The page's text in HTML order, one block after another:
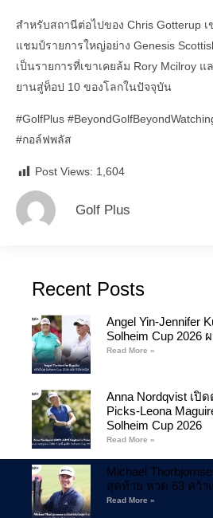
สำหรับสถานีต่อไปของ Chris Gotterup
แชมป์รายการใหญ่อย่าง Genesis
เป็นรายการที่เขาเคยล้ม Rory Mcilroy แ
ยานสู่ท็อป 10 ของโลกในปัจจุบัน
#GolfPlus
#กอล์ฟพลัส
Post Views: 1,604
Golf Plus
Recent Posts
Angel Yin-Jennifer
Solheim Cup 2026
Read More »
Anna Nordqvist เปิ
Picks-Leona
Solheim Cup 2026
Read More »
Michael
สุดท้าย หวด 63 คว้า
Read More »